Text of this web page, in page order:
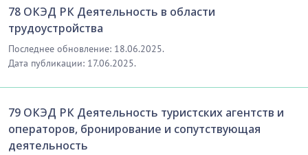
78 ОКЭД РК Деятельность в области
трудоустройства
Последнее обновление: 18.06.2025.
Дата публикации: 17.06.2025.
79 ОКЭД РК Деятельность туристских агентств и
операторов, бронирование и сопутствующая
деятельность